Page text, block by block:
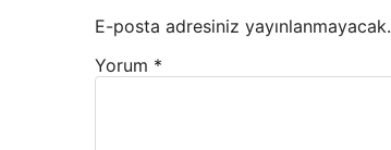
E-posta adresiniz yayınlanmayacak.
Yorum *